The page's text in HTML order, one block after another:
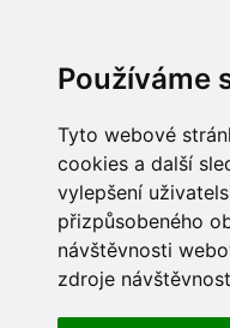
Používáme
Tyto webové
cookies a další
vylepšení
přizpůsobeného
návštěvnosti
zdroje